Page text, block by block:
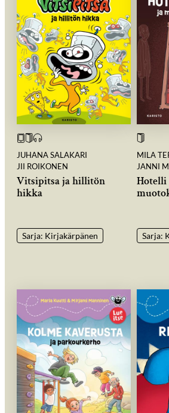
JUHANA SALAKARI
JII ROIKONEN
Vitsipitsa ja hillitön
hikka
Sarja: Kirjakärpänen
MILA
JANNI
Hotelli
Sarja: